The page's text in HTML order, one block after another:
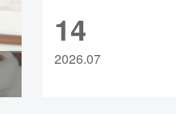
5、eb2609合约保证金调整为
6、eg2609合约保证金调整为
7、pg2609合约保证金调整为
费、日内平今仓交易
届时，我公司将对交
14
2026.07